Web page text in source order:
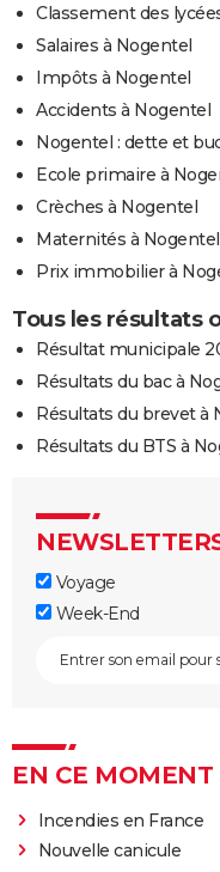
Classement des
Salaires à Nogentel
Impôts à Nogentel
Accidents à Nogentel
Nogentel : dette et
Ecole primaire à
Crèches à Nogentel
Maternités à Nogentel
Prix immobilier à
Tous les résultats
Résultat municipale
Résultats du bac à
Résultats du brevet à
Résultats du BTS à
Voyage
Week-End
EN CE MOMENT
Incendies en France
Nouvelle canicule